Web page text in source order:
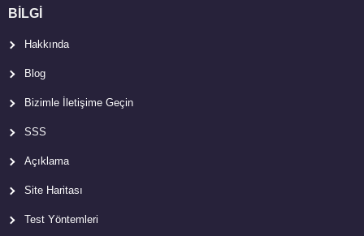
BİLGİ
Hakkında
Blog
Bizimle İletişime Geçin
SSS
Açıklama
Site Haritası
Test Yöntemleri